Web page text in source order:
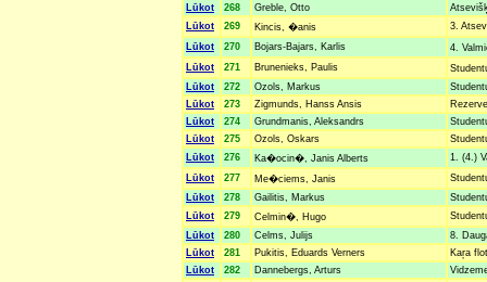
Lūkot
268 Greble, Otto
Lūkot
269 Kincis, �anis
3.
Lūkot
270 Bojars-Bajars, Karlis
4.
Lūkot
271 Brunenieks, Paulis
Lūkot
272 Ozols, Markus
Lūkot
273 Zigmunds, Hanss Ansis
Lūkot
274 Grundmanis, Aleksandrs
Lūkot
275 Ozols, Oskars
Lūkot
276 Ka�ocin�, Janis Alberts
1. (4.)
Lūkot
277 Me�ciems, Janis
Lūkot
278 Gailitis, Markus
Lūkot
279 Celmin�, Hugo
Lūkot
280 Celms, Julijs
8.
Lūkot
281 Pukitis, Eduards Verners
Kaŗa
Lūkot
282 Dannebergs, Arturs